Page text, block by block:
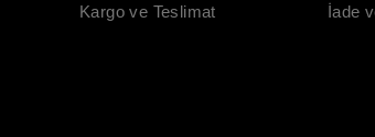
Kargo ve Teslimat İade